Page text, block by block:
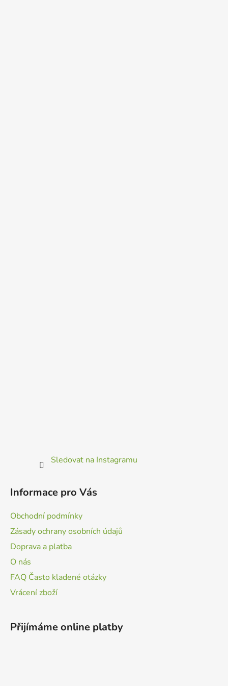
Sledovat na Instagramu
Informace pro Vás
Obchodní podmínky
Zásady ochrany osobních údajů
Doprava a platba
O nás
FAQ Často kladené otázky
Vrácení zboží
Přijímáme online platby